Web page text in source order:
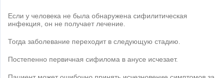
Если у человека не была обнаружена сифилитическая
инфекция, он не получает лечение.
Тогда заболевание переходит в следующую стадию.
Постепенно первичная сифилома в анусе исчезает.